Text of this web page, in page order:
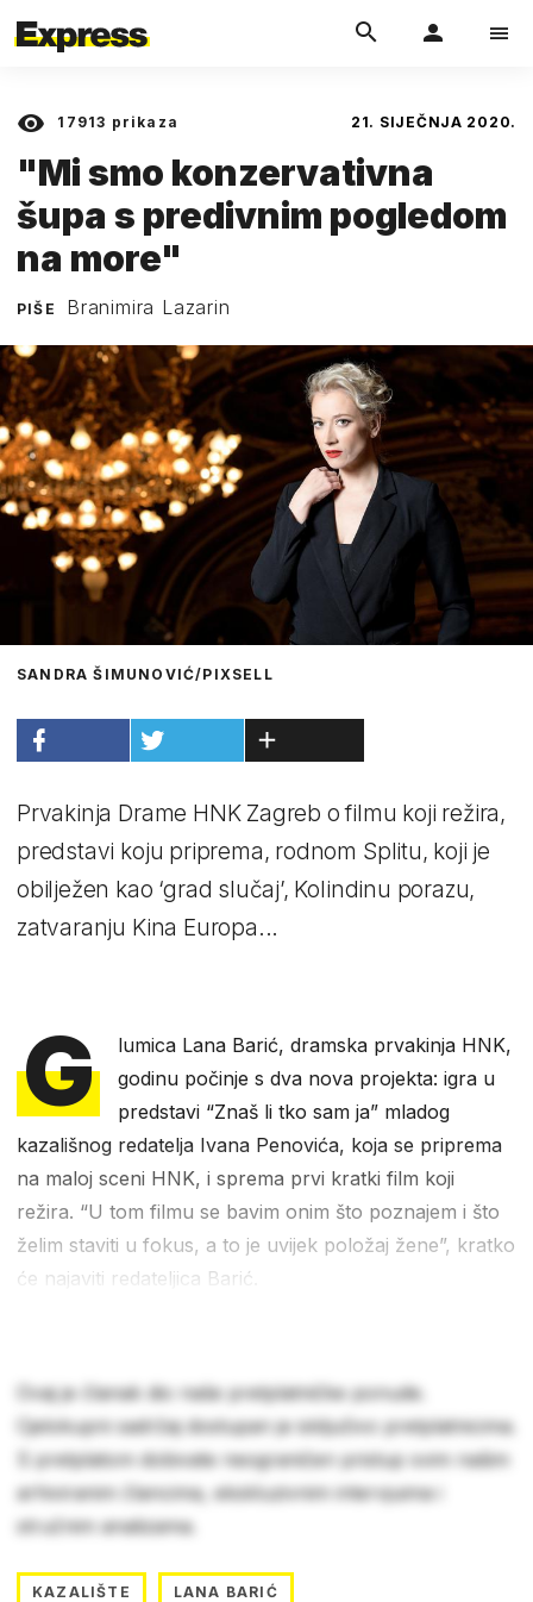
17913 prikaza 21. SIJEČNJA 2020.
"Mi smo konzervativna
šupa s predivnim pogledom
na more"
PIŠE Branimira Lazarin
SANDRA ŠIMUNOVIĆ/PIXSELL
Prvakinja Drame HNK Zagreb o filmu koji režira,
predstavi koju priprema, rodnom Splitu, koji je
obilježen kao ‘grad slučaj’, Kolindinu porazu,
zatvaranju Kina Europa...
G
lumica Lana Barić, dramska prvakinja HNK,
godinu počinje s dva nova projekta: igra u
predstavi “Znaš li tko sam ja” mladog
kazališnog redatelja Ivana Penovića, koja se priprema
na maloj sceni HNK, i sprema prvi kratki film koji
režira. “U tom filmu se bavim onim što poznajem i što
želim staviti u fokus, a to je uvijek položaj žene”, kratko
će najaviti redateljica Barić.
Ovaj je članak dio naše pretplatničke ponude.
Cjelokupni sadržaj dostupan je isključivo pretplatnicima.
S pretplatom dobivate neograničen pristup svim našim
arhiviranim člancima, ekskluzivnim intervjuima i
stručnim analizama.
KAZALIŠTE LANA BARIĆ